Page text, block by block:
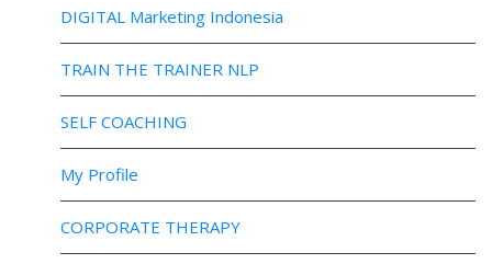
DIGITAL Marketing Indonesia
TRAIN THE TRAINER NLP
SELF COACHING
My Profile
CORPORATE THERAPY